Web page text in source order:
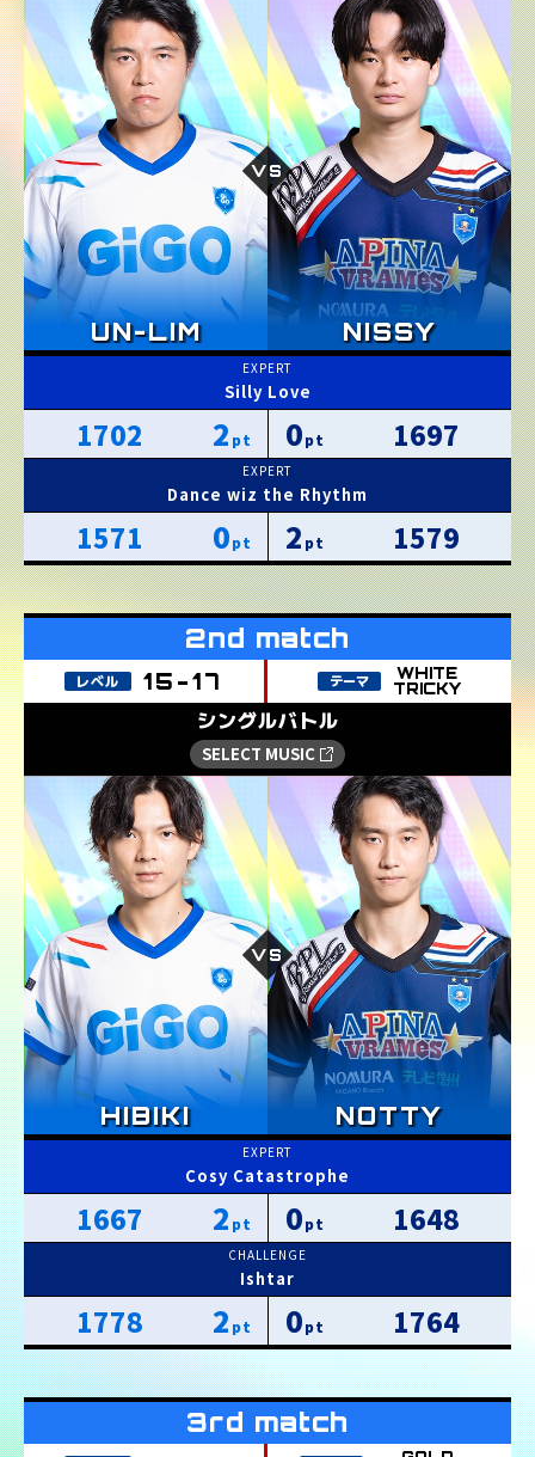
Silly Love
1702 2 1697
0
Dance wiz the Rhythm
1571 0 1579
2
WHITE
TRICKY
Cosy Catastrophe
1667 2 1648
0
Ishtar
1778 2 1764
0